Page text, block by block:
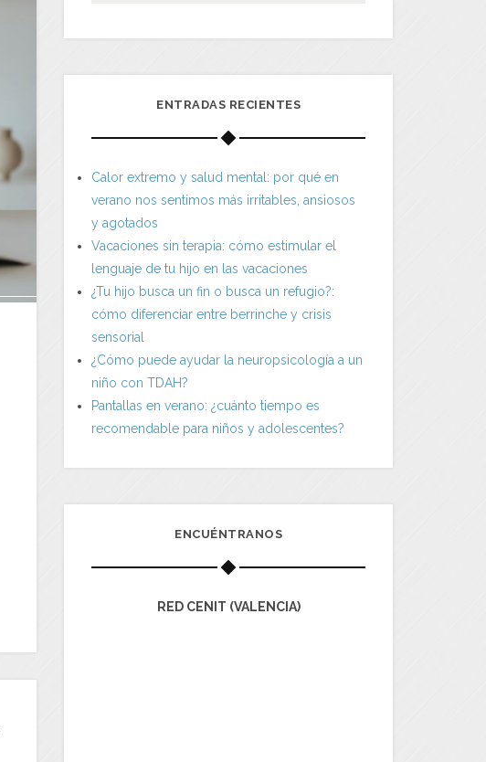
ENTRADAS RECIENTES
Calor extremo y salud mental: por qué en
verano nos sentimos más irritables, ansiosos
y agotados
Vacaciones sin terapia: cómo estimular el
lenguaje de tu hijo en las vacaciones
¿Tu hijo busca un fin o busca un refugio?:
cómo diferenciar entre berrinche y crisis
sensorial
¿Cómo puede ayudar la neuropsicología a un
niño con TDAH?
Pantallas en verano: ¿cuánto tiempo es
recomendable para niños y adolescentes?
ENCUÉNTRANOS
RED CENIT (VALENCIA)